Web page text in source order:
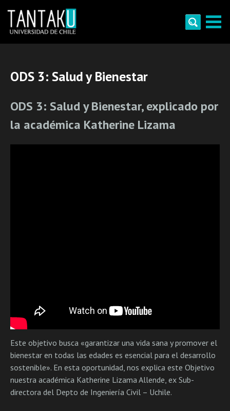
content
ODS 3: Salud y Bienestar
ODS 3: Salud y Bienestar, explicado por
la académica Katherine Lizama
Este objetivo busca «garantizar una vida sana y promover el
bienestar en todas las edades es esencial para el desarrollo
sostenible». En esta oportunidad, nos explica este Objetivo
nuestra académica Katherine Lizama Allende, ex Sub-
directora del Depto de Ingeniería Civil – Uchile.